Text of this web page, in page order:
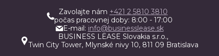
Zavolajte nám +421 2 5810 3810
počas pracovnej doby: 8:00 - 17:00
E-mail: info@businesslease.sk
BUSINESS LEASE Slovakia s.r.o.,
Twin City Tower, Mlynské nivy 10, 811 09 Bratislava